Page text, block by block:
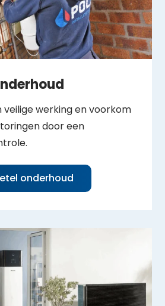
veilige werking en voorkom
door een
onderhoud